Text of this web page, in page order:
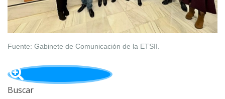
Fuente: Gabinete de Comunicación de la ETSII.
Buscar